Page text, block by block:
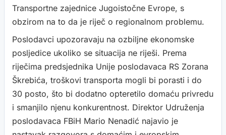
Transportne zajednice Jugoistočne Evrope, s
obzirom na to da je riječ o regionalnom problemu.
Poslodavci upozoravaju na ozbiljne ekonomske
posljedice ukoliko se situacija ne riješi. Prema
riječima predsjednika Unije poslodavaca RS Zorana
Škrebića, troškovi transporta mogli bi porasti i do
30 posto, što bi dodatno opteretilo domaću privredu
i smanjilo njenu konkurentnost. Direktor Udruženja
poslodavaca FBiH Mario Nenadić najavio je